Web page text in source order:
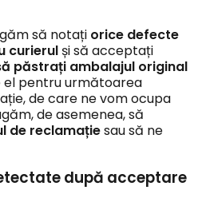
să notați orice defecte
curierulși să acceptați
păstrați ambalajul original
el pentru următoarea
de care ne vom ocupa
de asemenea, să
de reclamațiesau să ne
după acceptare